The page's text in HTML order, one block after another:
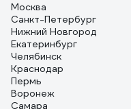
Москва
Санкт-Петербург
Нижний Новгород
Екатеринбург
Челябинск
Краснодар
Пермь
Воронеж
Самара